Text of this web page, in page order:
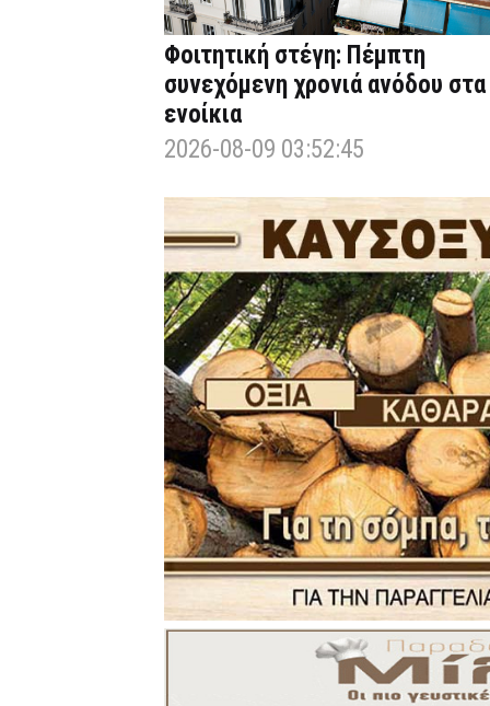
Φοιτητική στέγη: Πέμπτη
συνεχόμενη χρονιά ανόδου στα
ενοίκια
2026-08-09 03:52:45